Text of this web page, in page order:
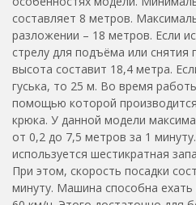
составляет 8 метров.
разложении – 18 метров. Если
стрелу для подъёма или снятия
высота составит 18,4 метра.
гуська, то 25 м. Во время
помощью которой
крюка. У данной модели
от 0,2 до 7,5 метров за 1
используется шестикратная
При этом, скорость посадки
минуту. Машина способна